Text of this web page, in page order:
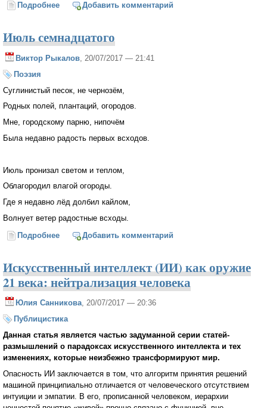
Подробнее о Гул Добавить комментарий
Июль семнадцатого
Виктор Рыкалов, 20/07/2017 — 21:41
Поэзия
Суглинистый песок, не чернозём,
Родных полей, плантаций, огородов.
Мне, городскому парню, нипочём
Была недавно радость первых всходов.
Июль пронизал светом и теплом,
Облагородил влагой огороды.
Где я недавно лёд долбил кайлом,
Волнует ветер радостные всходы.
Подробнее о Июль семнадцатого
Добавить комментарий
Искусственный интеллект (ИИ) как оружие
21 века: нейтрализация человека
Юлия Санникова, 20/07/2017 — 20:36
Публицистика
Данная статья является частью задуманной серии статей-
размышлений о парадоксах искусственного интеллекта и тех
изменениях, которые неизбежно трансформируют мир.
Опасность ИИ заключается в том, что алгоритм принятия решений
машиной принципиально отличается от человеческого отсутствием
интуиции и эмпатии. В его, прописанной человеком, иерархии